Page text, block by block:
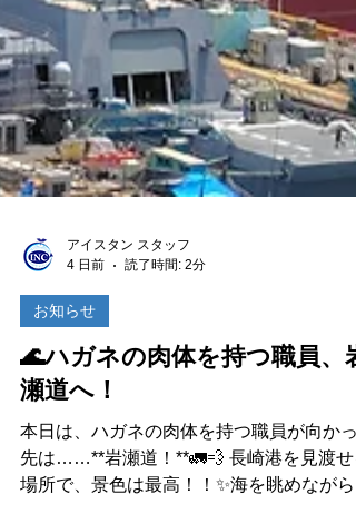
アイスタン スタッフ
4 日前
読了時間: 2分
お知らせ
🌊ハガネの肉体を持つ職員、岩
瀬道へ！